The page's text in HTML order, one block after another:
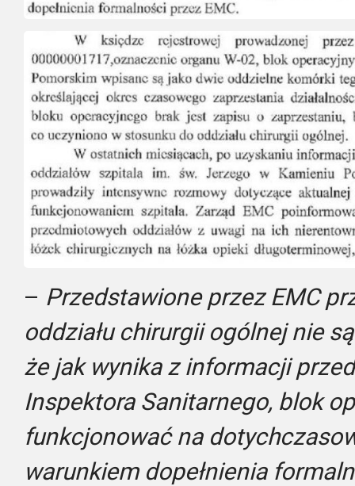
– Przedstawione przez EMC
oddziału chirurgii ogólnej nie
że jak wynika z informacji
Inspektora Sanitarnego, blok
funkcjonować na
warunkiem dopełnienia